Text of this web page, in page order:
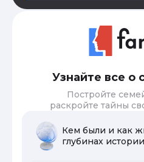
Узнайте все о
Постройте
раскройте тайны
Кем были и как
глубинах